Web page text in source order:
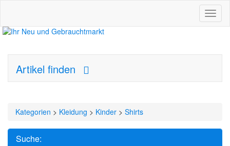
Artikel finden
Kategorien > Kleidung > Kinder > Shirts
Suche: